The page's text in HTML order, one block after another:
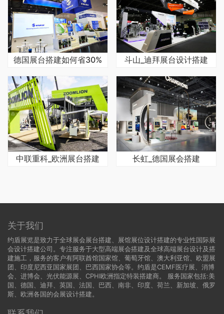
德国展台搭建如何省30% 斗山_迪拜展台设计搭建
中联重科_欧洲展台搭建 长虹_德国展会搭建
关于我们
约盾展览是致力于全球展会展台搭建、展馆展位设计搭建的专业性国际展
会设计搭建公司。专注服务于大型高端展会搭建及全球高端展台设计及搭
建施工，服务的客户有阿联酋馆国家馆、葡萄牙馆、澳大利亚馆、欧盟展
团、印度尼西亚国家展团、巴西国家协会等。约盾是CEMF医疗展、消博
会、进博会、光伏能源展、CPHI欧洲指定特装搭建商。 服务国家包括:美
国
德国 、迪拜、英国、法国、巴西、南非、印度、荷兰、新加坡、俄罗
斯、欧洲各国的会展设计搭建。